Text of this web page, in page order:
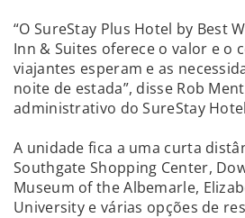
“O SureStay Plus Hotel by Best
Inn & Suites oferece o valor e o
viajantes esperam e as
noite de estada”, disse Rob
administrativo do SureStay
A unidade fica a uma curta
Southgate Shopping Center,
Museum of the Albemarle,
University e várias opções de